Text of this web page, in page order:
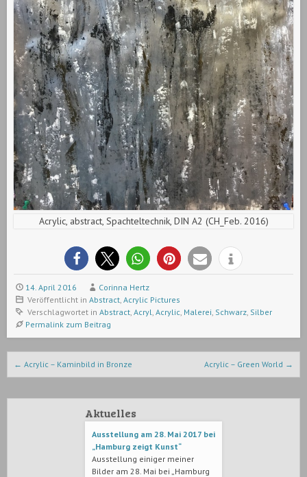
Acrylic, abstract, Spachteltechnik, DIN A2 (CH_Feb. 2016)
14. April 2016
Corinna Hertz
Veröffentlicht in Abstract, Acrylic Pictures
Verschlagwortet in Abstract, Acryl Acrylic, Malerei Schwarz, Silber
Permalink zum Beitrag
Beitrags-Navigation
← Acrylic – Kaminbild in Bronze Acrylic – Green World →
Aktuelles
Ausstellung am 28. Mai 2017 bei
„Hamburg zeigt Kunst“
Ausstellung einiger meiner
Bilder am 28. Mai bei „Hamburg